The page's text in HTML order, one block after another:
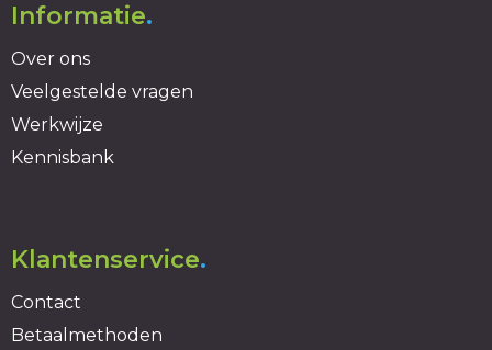
Informatie.
Over ons
Veelgestelde vragen
Werkwijze
Kennisbank
Klantenservice.
Contact
Betaalmethoden